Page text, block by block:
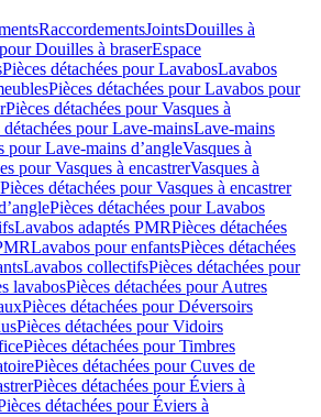
RaccordementsJointsDouilles à
Douilles à braserEspace
Pièces détachées pour LavabosLavabos
Pièces détachées pour Lavabos pour
Pièces détachées pour Vasques à
détachées pour Lave-mainsLave-mains
pour Lave-mains d’angleVasques à
pour Vasques à encastrerVasques à
Pièces détachées pour Vasques à encastrer
Pièces détachées pour Lavabos
Lavabos adaptés PMRPièces détachées
Lavabos pour enfantsPièces détachées
Lavabos collectifsPièces détachées pour
lavabosPièces détachées pour Autres
Pièces détachées pour Déversoirs
Pièces détachées pour Vidoirs
Pièces détachées pour Timbres
Pièces détachées pour Cuves de
Pièces détachées pour Éviers à
détachées pour Éviers à